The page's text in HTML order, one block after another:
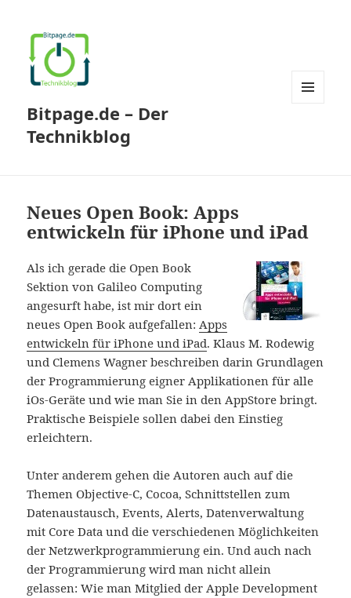
Bitpage.de – Der
Technikblog
Neues Open Book: Apps
entwickeln für iPhone und iPad
Als ich gerade die Open Book
Sektion von Galileo Computing
angesurft habe, ist mir dort ein
neues Open Book aufgefallen:Apps
entwickeln für iPhone und iPad. Klaus M. Rodewig
und Clemens Wagner beschreiben darin Grundlagen
der Programmierung eigner Applikationen für alle
iOs-Geräte und wie man Sie in den AppStore bringt.
Praktische Beispiele sollen dabei den Einstieg
erleichtern.
Unter anderem gehen die Autoren auch auf die
Themen Objective-C, Cocoa, Schnittstellen zum
Datenaustausch, Events, Alerts, Datenverwaltung
mit Core Data und die verschiedenen Möglichkeiten
der Netzwerkprogrammierung ein. Und auch nach
der Programmierung wird man nicht allein
gelassen: Wie man Mitglied der Apple Development